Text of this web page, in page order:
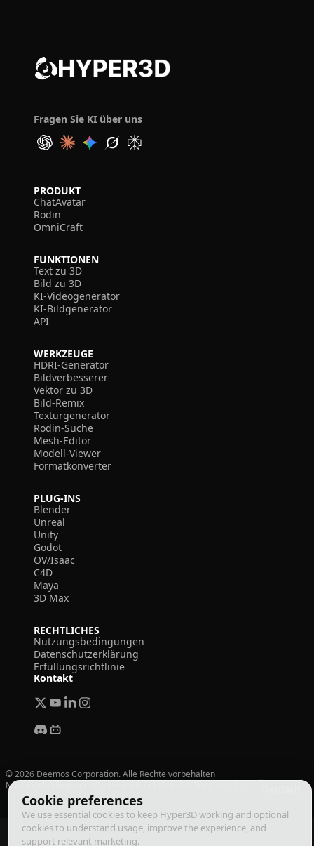
Cookie preferences
We use essential cookies to keep Hyper3D working and optional
cookies to understand usage, improve the experience, and
support relevant marketing.
Fragen Sie KI über uns
PRODUKT
ChatAvatar
Rodin
OmniCraft
FUNKTIONEN
Text zu 3D
Bild zu 3D
KI-Videogenerator
KI-Bildgenerator
API
WERKZEUGE
HDRI-Generator
Bildverbesserer
Vektor zu 3D
Bild-Remix
Texturgenerator
Rodin-Suche
Mesh-Editor
Modell-Viewer
Formatkonverter
PLUG-INS
Blender
Unreal
Unity
Godot
OV/Isaac
C4D
Maya
3D Max
RECHTLICHES
Nutzungsbedingungen
Datenschutzerklärung
Erfüllungsrichtlinie
Kontakt
© 2026 Deemos Corporation. Alle Rechte vorbehalten
Nutzungsbedingungen